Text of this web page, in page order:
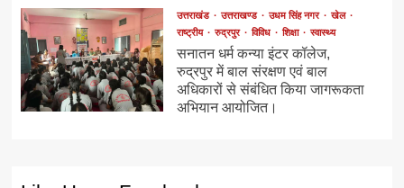
उत्तराखंड उत्तराखण्ड उधम सिंह नगर
खेल
राष्ट्रीय
रुद्रपुर विविध शिक्षा स्वास्थ्य
सनातन धर्म कन्या इंटर कॉलेज,
रुद्रपुर में बाल संरक्षण एवं बाल
अधिकारों से संबंधित किया जागरूकता
अभियान आयोजित।